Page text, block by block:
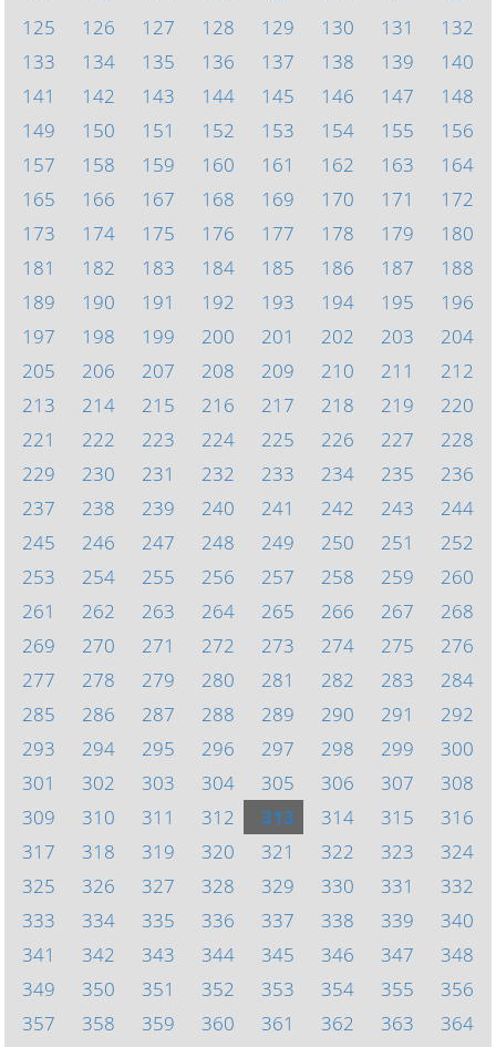
125
126 127 128 129 130 131
132
133
134 135 136 137 138 139
140
141
142 143 144 145 146 147
148
149
150 151 152 153 154 155
156
157
158 159 160 161 162 163
164
165
166 167 168 169 170 171
172
173
174 175 176 177 178 179
180
181
182 183 184 185 186 187
188
189
190 191 192 193 194 195
196
197
198 199 200 201 202 203
204
205
206 207 208 209 210 211
212
213
214 215 216 217 218 219
220
221
222 223 224 225 226 227
228
229
230 231 232 233 234 235
236
237
238 239 240 241 242 243
244
245
246 247 248 249 250 251
252
253
254 255 256 257 258 259
260
261
262 263 264 265 266 267
268
269
270 271 272 273 274 275
276
277
278 279 280 281 282 283
284
285
286 287 288 289 290 291
292
293
294 295 296 297 298 299
300
301
302 303 304 305 306 307
308
309
310 311 312 313 314 315
316
317
318 319 320 321 322 323
324
325
326 327 328 329 330 331
332
333
334 335 336 337 338 339
340
341
342 343 344 345 346 347
348
349
350 351 352 353 354 355
356
357
358 359 360 361 362 363
364